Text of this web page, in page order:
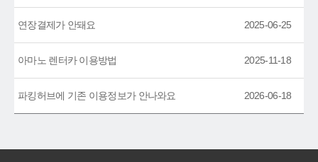
연장결제가 안돼요 2025-06-25
아마노 렌터카 이용방법 2025-11-18
파킹허브에 기존 이용정보가 안나와요 2026-06-18